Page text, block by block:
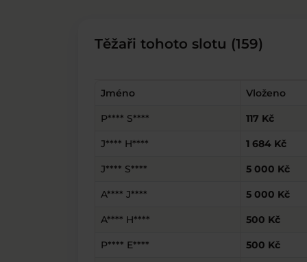
Těžaři tohoto slotu (159)
Jméno Vloženo
P**** S**** 117 Kč
J**** H**** 1 684 Kč
J**** S**** 5 000 Kč
A**** J**** 5 000 Kč
A**** H**** 500 Kč
P**** E**** 500 Kč